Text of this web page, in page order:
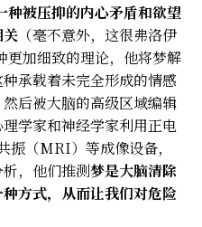
种被压抑的内心矛盾和欲望
关 （毫不意外，这很弗洛伊
更加细致的理论，他将梦解
种承载着未完全形成的情感
后被大脑的高级区域编辑
学家和神经学家利用正电
振（MRI）等成像设备，
，他们推测梦是大脑清除
方式，从而让我们对危险